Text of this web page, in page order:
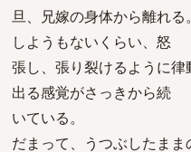
旦、兄嫁の身体から離れ
しようもないくらい、怒
張し、張り裂けるように
出る感覚がさっきから続
いている。
だまって、うつぶしたま